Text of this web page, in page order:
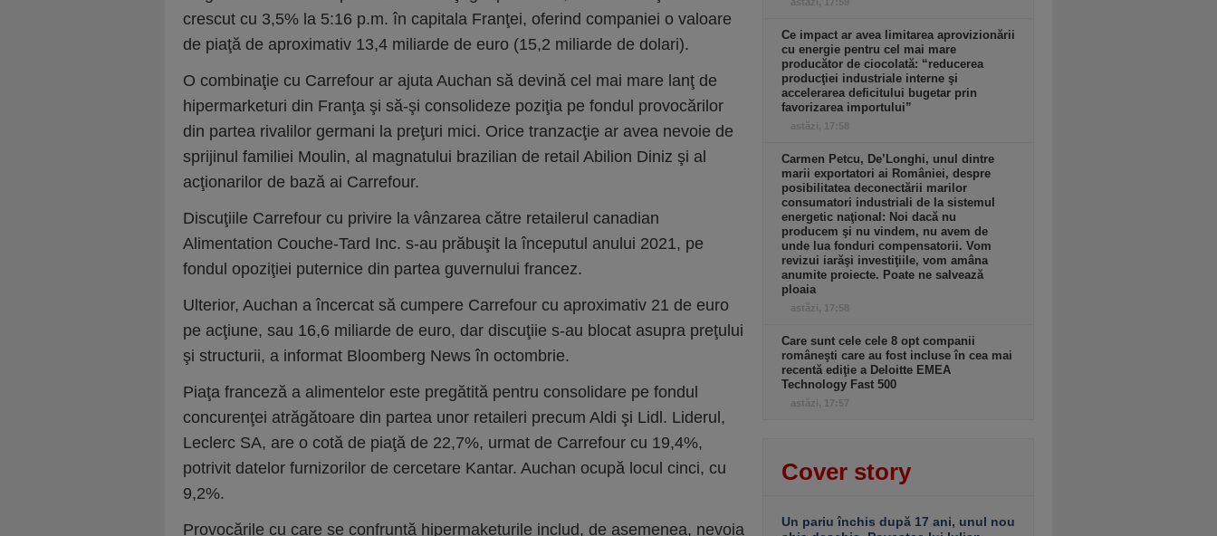
crescut cu 3,5% la 5:16 p.m. în capitala Franţei, oferind companiei o valoare
de piaţă de aproximativ 13,4 miliarde de euro (15,2 miliarde de dolari).
O combinaţie cu Carrefour ar ajuta Auchan să devină cel mai mare lanţ de
hipermarketuri din Franţa şi să-şi consolideze poziţia pe fondul provocărilor
din partea rivalilor germani la preţuri mici. Orice tranzacţie ar avea nevoie de
sprijinul familiei Moulin, al magnatului brazilian de retail Abilion Diniz şi al
acţionarilor de bază ai Carrefour.
Discuţiile Carrefour cu privire la vânzarea către retailerul canadian
Alimentation Couche-Tard Inc. s-au prăbuşit la începutul anului 2021, pe
fondul opoziţiei puternice din partea guvernului francez.
Ulterior, Auchan a încercat să cumpere Carrefour cu aproximativ 21 de euro
pe acţiune, sau 16,6 miliarde de euro, dar discuţiie s-au blocat asupra preţului
şi structurii, a informat Bloomberg News în octombrie.
Piaţa franceză a alimentelor este pregătită pentru consolidare pe fondul
concurenţei atrăgătoare din partea unor retaileri precum Aldi şi Lidl. Liderul,
Leclerc SA, are o cotă de piaţă de 22,7%, urmat de Carrefour cu 19,4%,
potrivit datelor furnizorilor de cercetare Kantar. Auchan ocupă locul cinci, cu
9,2%.
Provocările cu care se confruntă hipermaketurile includ, de asemenea, nevoia
Ce impact ar avea limitarea aprovizionării
cu energie pentru cel mai mare
producător de ciocolată: “reducerea
producţiei industriale interne şi
accelerarea deficitului bugetar prin
favorizarea importului”
astăzi, 17:58
Carmen Petcu, De’Longhi, unul dintre
marii exportatori ai României, despre
posibilitatea deconectării marilor
consumatori industriali de la sistemul
energetic naţional: Noi dacă nu
producem şi nu vindem, nu avem de
unde lua fonduri compensatorii. Vom
revizui iarăşi investiţiile, vom amâna
anumite proiecte. Poate ne salvează
ploaia
astăzi, 17:58
Care sunt cele cele 8 opt companii
româneşti care au fost incluse în cea mai
recentă ediţie a Deloitte EMEA
Technology Fast 500
astăzi, 17:57
Cover story
Un pariu închis după 17 ani, unul nou